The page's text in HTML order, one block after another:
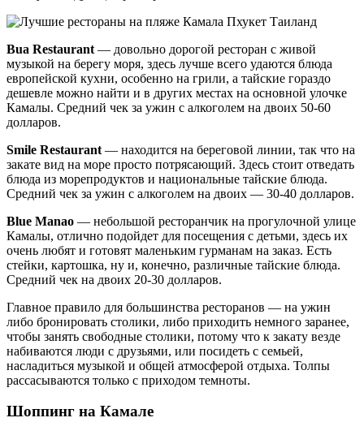
Bua Restaurant — довольно дорогой ресторан с живой
музыкой на берегу моря, здесь лучше всего удаются блюда
европейской кухни, особенно на грили, а тайские гораздо
дешевле можно найти и в других местах на основной улочке
Камалы. Средний чек за ужин с алкоголем на двоих 50-60
долларов.
Smile Restaurant — находится на береговой линии, так что на
закате вид на море просто потрясающий. Здесь стоит отведать
блюда из морепродуктов и национальные тайские блюда.
Средний чек за ужин с алкоголем на двоих — 30-40 долларов.
Blue Manao — небольшой ресторанчик на прогулочной улице
Камалы, отлично подойдет для посещения с детьми, здесь их
очень любят и готовят маленьким гурманам на заказ. Есть
стейки, картошка, ну и, конечно, различные тайские блюда.
Средний чек на двоих 20-30 долларов.
Главное правило для большинства ресторанов — на ужин
либо бронировать столики, либо приходить немного заранее,
чтобы занять свободные столики, потому что к закату везде
набиваются люди с друзьями, или посидеть с семьей,
насладиться музыкой и общей атмосферой отдыха. Толпы
рассасываются только с приходом темноты.
Шоппинг на Камале